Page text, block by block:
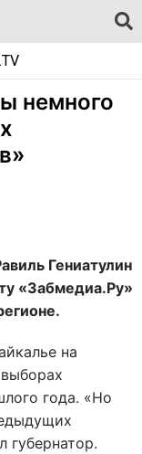
немного
Гениатулин
«Забмедиа.Ру»
на
года. «Но
губернатор.